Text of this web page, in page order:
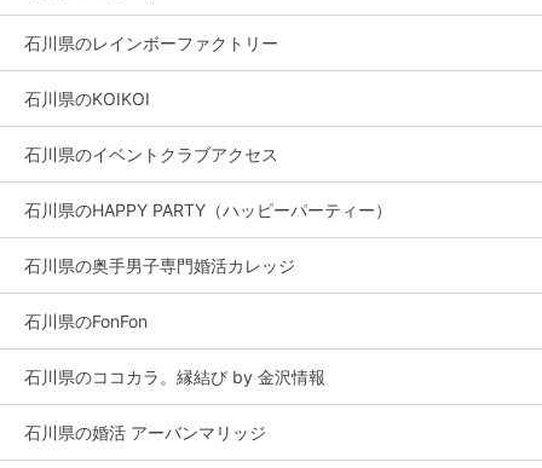
石川県のレインボーファクトリー
石川県のKOIKOI
石川県のイベントクラブアクセス
石川県のHAPPY PARTY（ハッピーパーティー）
石川県の奥手男子専門婚活カレッジ
石川県のFonFon
石川県のココカラ。縁結び by 金沢情報
石川県の婚活 アーバンマリッジ